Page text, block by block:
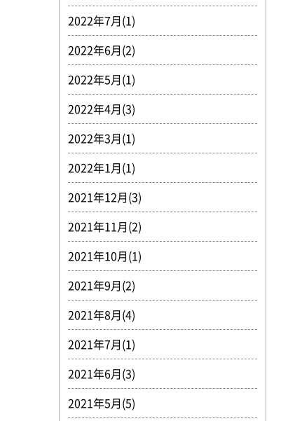
2022年7月(1)
2022年6月(2)
2022年5月(1)
2022年4月(3)
2022年3月(1)
2022年1月(1)
2021年12月(3)
2021年11月(2)
2021年10月(1)
2021年9月(2)
2021年8月(4)
2021年7月(1)
2021年6月(3)
2021年5月(5)